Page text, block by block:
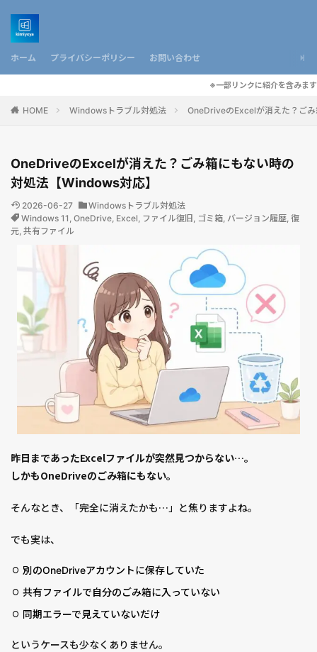
ホーム プライバシーポリシー お問い合わせ
※一部リンクに紹介を含みます
HOME Windowsトラブル対処法 OneDriveのExcelが消えた？ご
OneDriveのExcelが消えた？ごみ箱にもない時の
対処法【Windows対応】
2026-06-27
Windowsトラブル対処法
Windows 11 , OneDrive, Excel, ファイル復旧 , ゴミ箱, バージョン履歴, 復
元, 共有ファイル
昨日まであったExcelファイルが突然見つからない…。
しかもOneDriveのごみ箱にもない。
そんなとき、「完全に消えたかも…」と焦りますよね。
でも実は、
別のOneDriveアカウントに保存していた
共有ファイルで自分のごみ箱に入っていない
同期エラーで見えていないだけ
というケースも少なくありません。